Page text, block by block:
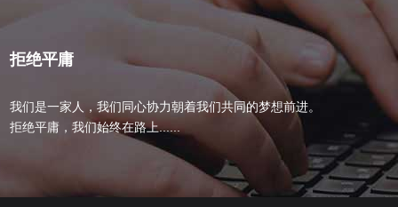
拒绝平庸
我们是一家人，我们同心协力朝着我们共同的梦想前进。
拒绝平庸，我们始终在路上......